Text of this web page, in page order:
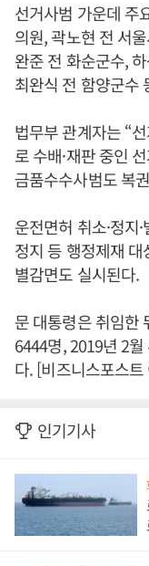
선거사범 가운데 주
의원, 곽노현 전 서
완준 전 화순군수,
최완식 전 함양군수
법무부 관계자는 “
로 수배·재판 중인
금품수수사범도 복
운전면허 취소·정지
정지 등 행정제재
별감면도 실시된다.
문 대통령은 취임한
6444명, 2019년 2
다. [비즈니스포스
인기기사